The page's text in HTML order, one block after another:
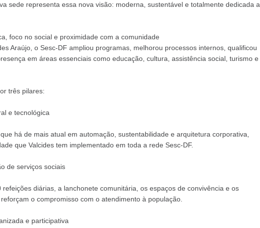
sede representa essa nova visão: moderna, sustentável e totalmente dedicada a
foco no social e proximidade com a comunidade
Araújo, o Sesc-DF ampliou programas, melhorou processos internos, qualificou
em áreas essenciais como educação, cultura, assistência social, turismo e
três pilares:
e tecnológica
há de mais atual em automação, sustentabilidade e arquitetura corporativa,
que Valcides tem implementado em toda a rede Sesc-DF.
de serviços sociais
diárias, a lanchonete comunitária, os espaços de convivência e os
o compromisso com o atendimento à população.
e participativa